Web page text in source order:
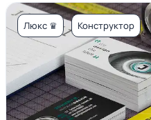
Люкс ♛ Конструктор